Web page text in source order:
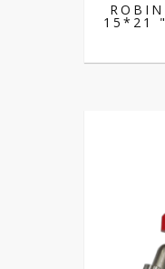
15*21